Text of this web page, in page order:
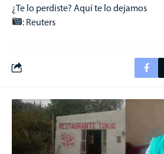
¿Te lo perdiste? Aquí te lo dejamos
: Reuters